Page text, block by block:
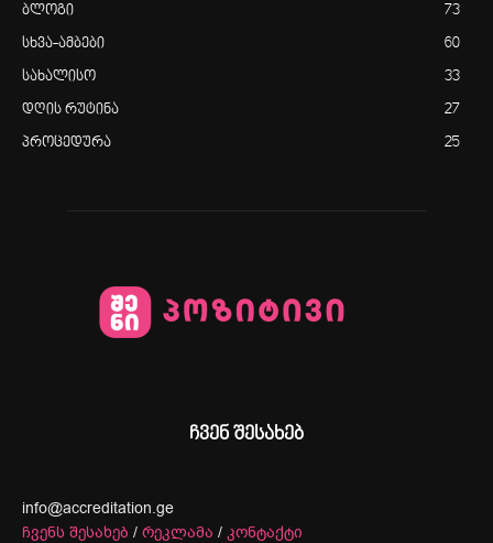
ბლოგი 73
სხვა-ამბები 60
სახალისო 33
დღის რუტინა 27
პროცედურა 25
ჩვენ შესახებ
info@accreditation.ge
ჩვენს შესახებ / რეკლამა / კონტაქტი